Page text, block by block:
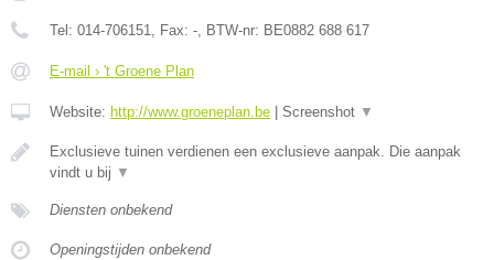
Tel: 014-706151, Fax: -, BTW-nr: BE0882 688 617
E-mail › 't Groene Plan
Website: http://www.groeneplan.be Screenshot ▼
Exclusieve tuinen verdienen een exclusieve aanpak. Die aanpak
vindt u bij ▼
Diensten onbekend
Openingstijden onbekend